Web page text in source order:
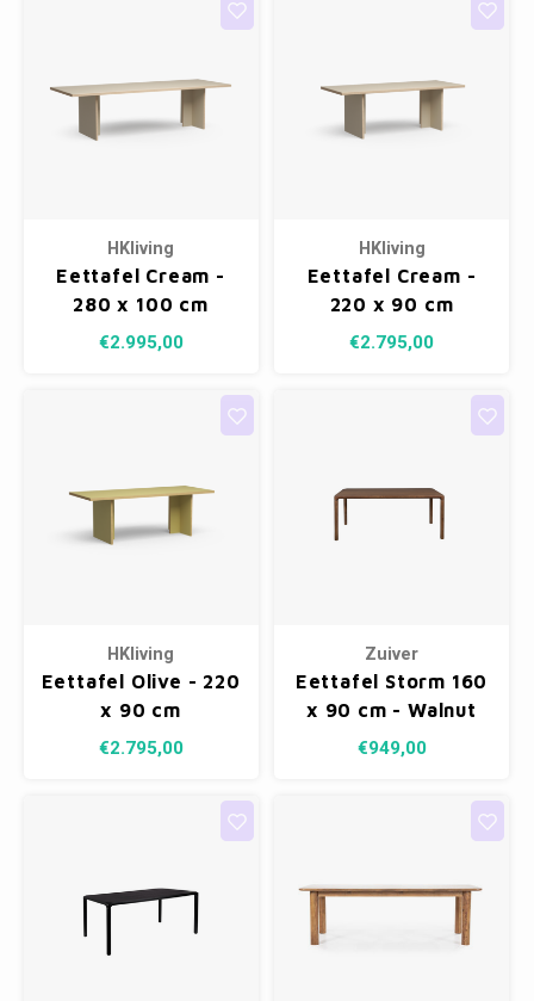
HKliving
Eettafel Cream -
280 x 100 cm
€2.995,00
HKliving
Eettafel Cream -
220 x 90 cm
€2.795,00
HKliving
Eettafel Olive - 220
x 90 cm
€2.795,00
Zuiver
Eettafel Storm 160
x 90 cm - Walnut
€949,00